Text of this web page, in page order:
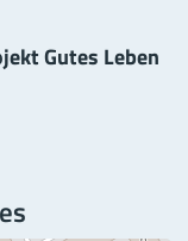
Gutes Leben